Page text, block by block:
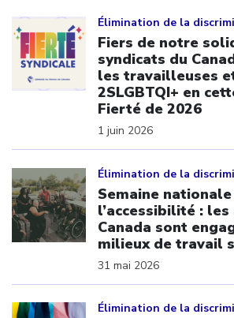
Élimination de la
Fiers de notre
syndicats du
les travailleuses
2SLGBTQI+ en
Fierté de 2026
1 juin 2026
Élimination de la
Semaine
l’accessibilité :
Canada sont
milieux de travail
31 mai 2026
Élimination de la